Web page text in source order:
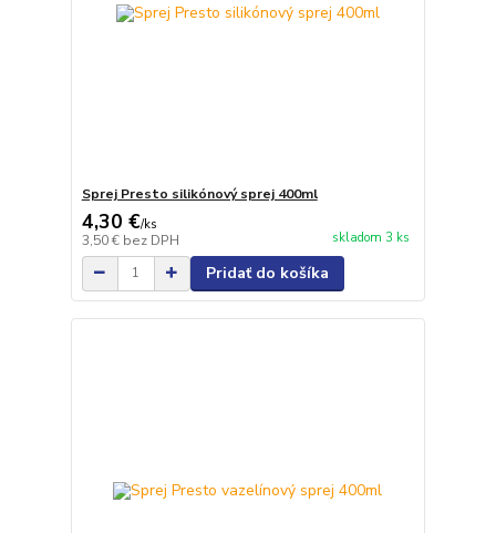
Sprej Presto silikónový sprej 400ml
4,30 €/ks
3,50 € bez DPH skladom 3 ks
Pridať do košíka